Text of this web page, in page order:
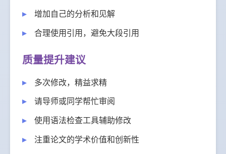
增加自己的分析和见解
合理使用引用，避免大段引用
质量提升建议
多次修改，精益求精
请导师或同学帮忙审阅
使用语法检查工具辅助修改
注重论文的学术价值和创新性